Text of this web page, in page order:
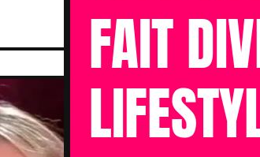
FAITMis à jour le 26 Sep